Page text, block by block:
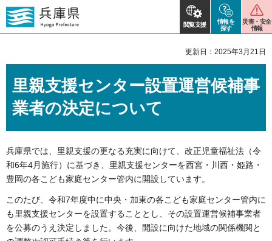
閲覧支援
情報を
探す
災害・安全
情報
更新日：2025年3月21日
里親支援センター設置運営候補事
業者の決定について
兵庫県では、里親支援の更なる充実に向けて、改正児童福祉法（令
和6年4月施行）に基づき、里親支援センターを西宮・川西・姫路・
豊岡の各こども家庭センター管内に開設しています。
このたび、令和7年度中に中央・加東の各こども家庭センター管内に
も里親支援センターを設置することとし、その設置運営候補事業者
を公募のうえ決定しました。今後、開設に向けた地域の関係機関と